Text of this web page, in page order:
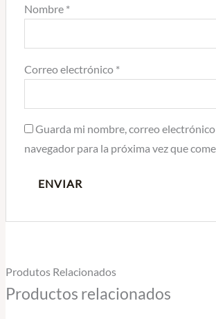
Nombre *
Correo electrónico *
Guarda mi nombre, correo
navegador para la próxima vez que
Produtos Relacionados
Productos relacionados